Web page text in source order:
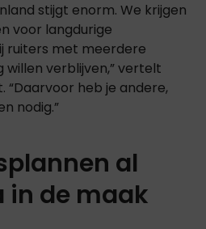
stijgt enorm. We krijgen
voor langdurige
ruiters met meerdere
verblijven,” vertelt
“Daarvoor heb je andere,
nodig.”
al
in de maak